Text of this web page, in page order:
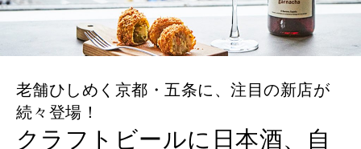
[12星座別] Weekly Holoscope
[12星座別] Monthly Love Holoscope
女神まり愛のタロットメッセージ
算命学がわかる今月のあなた
HEALTH
自分にやさしく
知る、考える
老舗ひしめく京都・五条に、注目の新店が
続々登場！
クラフトビールに日本酒、自